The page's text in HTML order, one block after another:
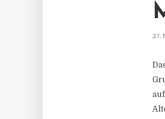
27.